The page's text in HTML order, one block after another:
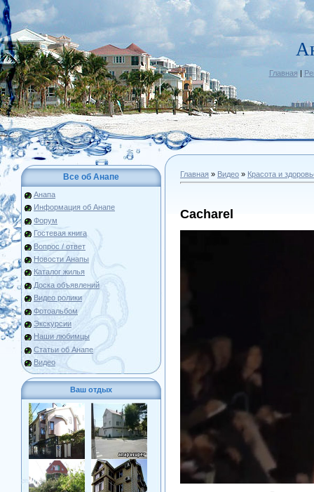
Главная |
Все об Анапе
Анапа
Информация об Анапе
Форум
Гостевая книга
Вопрос / ответ
Новости Анапы
Каталог жилья
Доска объявлений
Видео ролики
Фотоальбом
Экскурсии
Наши любимцы
Статьи об Анапе
Видео
Ваш отдых
Главная » Видео » Красота и
Cacharel